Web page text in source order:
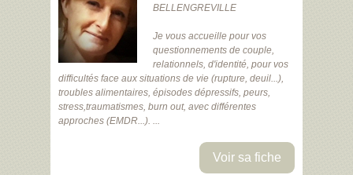
BELLENGREVILLE
Je vous accueille pour vos
questionnements de couple,
relationnels, d'identité, pour vos
difficultés face aux situations de vie (rupture, deuil...),
troubles alimentaires, épisodes dépressifs, peurs,
stress,traumatismes, burn out, avec différentes
approches (EMDR...). ...
Voir sa fiche